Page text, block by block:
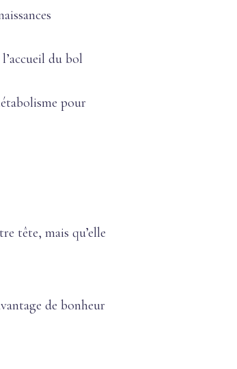
du bol
pour
tête, mais qu’elle
de bonheur